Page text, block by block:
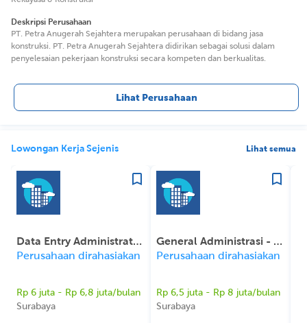
Deskripsi Perusahaan
PT. Petra Anugerah Sejahtera merupakan perusahaan di bidang jasa
konstruksi. PT. Petra Anugerah Sejahtera didirikan sebagai solusi dalam
penyelesaian pekerjaan konstruksi secara kompeten dan berkualitas.
Lihat Perusahaan
Lowongan Kerja Sejenis Lihat semua
Data Entry Administrator (Branch Surabaya)
Perusahaan dirahasiakan
Rp 6 juta - Rp 6,8 juta/bulan
Surabaya
General Administrasi - Area Surabaya
Perusahaan dirahasiakan
Rp 6,5 juta - Rp 8 juta/bulan
Surabaya